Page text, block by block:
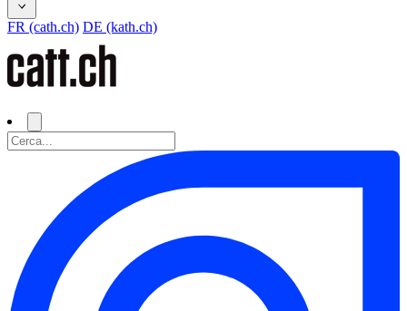
FR (cath.ch) DE (kath.ch)